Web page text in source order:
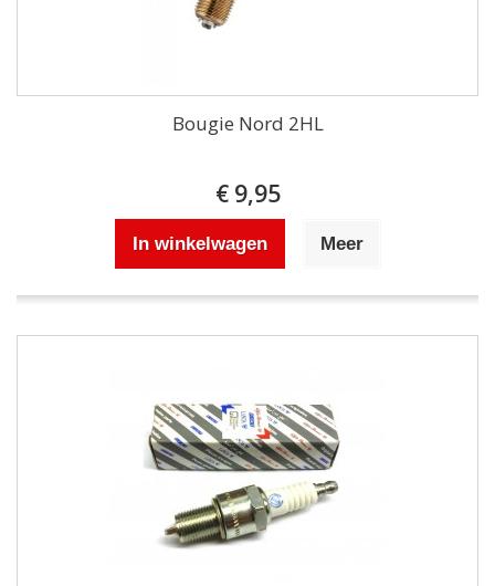
Bougie Nord 2HL
€ 9,95
In winkelwagen Meer